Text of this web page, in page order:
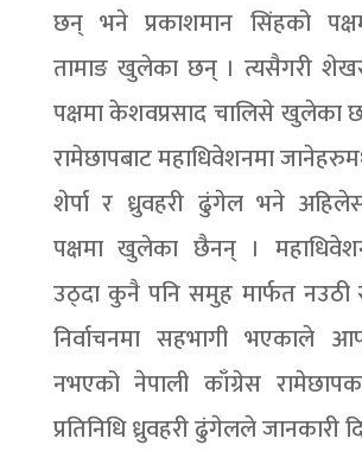
छन् भने प्रकाशमान सिंहको
तामाङ खुलेका छन् । त्यसैगरी
पक्षमा केशवप्रसाद चालिसे खुलेका
रामेछापबाट महाधिवेशनमा
शेर्पा र ध्रुवहरी ढुंगेल भने
पक्षमा खुलेका छैनन् । महाधिवेशन
उठ्दा कुनै पनि समुह मार्फत नउठी
निर्वाचनमा सहभागी भएकाले
नभएको नेपाली काँग्रेस
प्रतिनिधि ध्रुवहरी ढुंगेलले जानकारी